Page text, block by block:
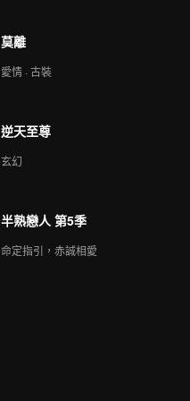
莫離
愛情 · 古裝
逆天至尊
玄幻
半熟戀人 第5季
命定指引，赤誠相愛